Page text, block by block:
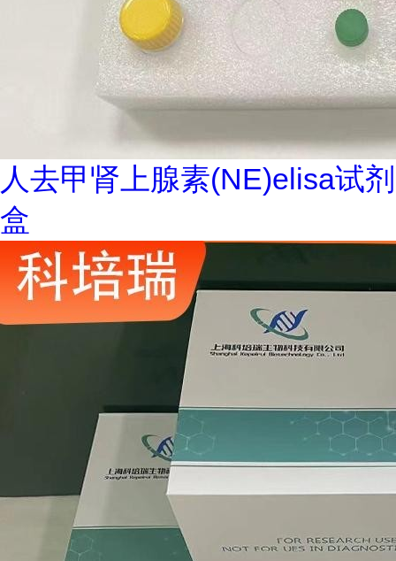
人去甲肾上腺素(NE)elisa试剂
盒